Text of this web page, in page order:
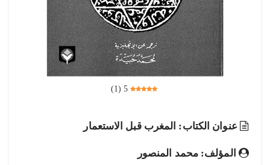
5
(
1
)
عنوان الكتاب: المغرب قبل الاستعمار
المؤلف: محمد المنصور